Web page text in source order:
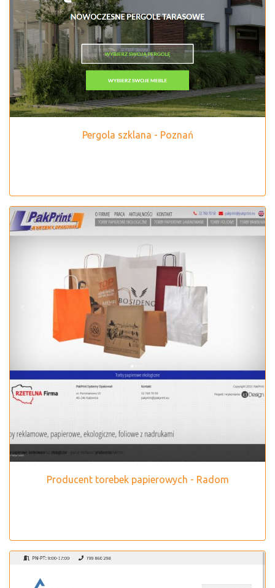
Pergola szklana - Poznań
Producent torebek papierowych - Radom